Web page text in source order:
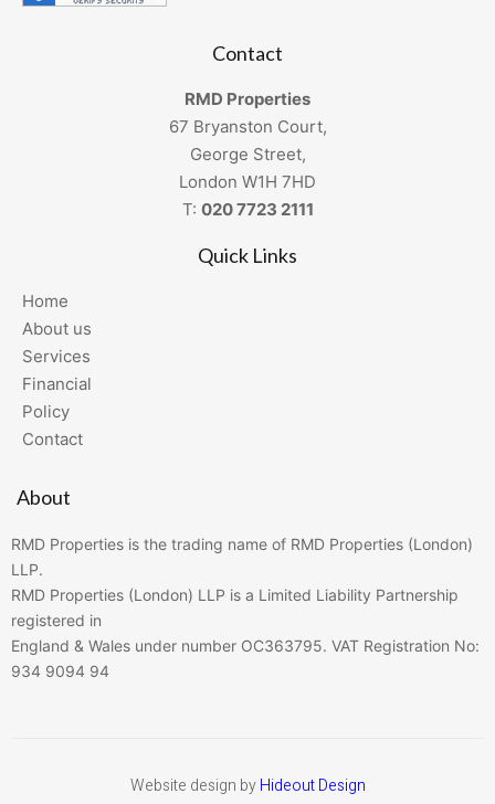
Contact
RMD Properties
67 Bryanston Court,
George Street,
London W1H 7HD
T: 020 7723 2111
Quick Links
Home
About us
Services
Financial
Policy
Contact
About
RMD Properties is the trading name of RMD Properties (London)
LLP.
RMD Properties (London) LLP is a Limited Liability Partnership
registered in
England & Wales under number OC363795. VAT Registration No:
934 9094 94
Website design byHideout Design